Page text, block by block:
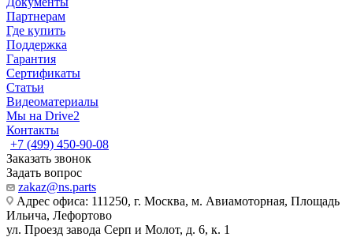
Партнерам
Где купить
Поддержка
Гарантия
Сертификаты
Статьи
Видеоматериалы
Мы на Drive2
Контакты
+7 (499) 450-90-08
Заказать звонок
Задать вопрос
zakaz@ns.parts
Адрес офиса: 111250, г. Москва, м. Авиамоторная, Площадь
Ильича, Лефортово
ул. Проезд завода Серп и Молот, д. 6, к. 1